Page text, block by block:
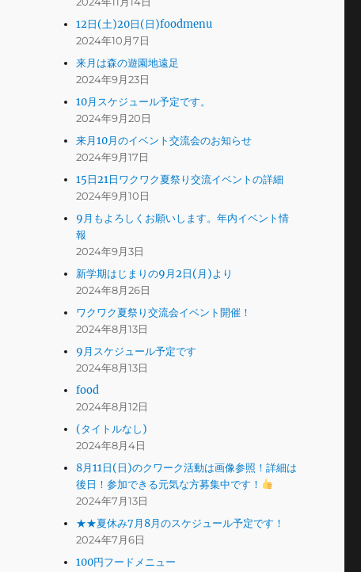
12日(土)20日(日)foodmenu
2024年10月7日
来月は森の遊園地遠足
2024年9月23日
10月スケジュール予定です。
2024年9月20日
来月10月のイベント交流会のお知らせ
2024年9月17日
15日21日ワクワク夏祭り交流イベントの詳細
2024年9月10日
9月もよろしくお願いします。年内イベント情
報
2024年9月3日
新学期はじまりの9月2日(月)より
2024年8月26日
ワクワク夏祭り交流会イベント開催！
2024年8月13日
9月スケジュール予定です
2024年8月13日
food
2024年8月12日
(タイトルなし)
2024年8月4日
8月11日(日)のクワーク活動は画像参照！詳細は
後日！参加できる元気な方募集中です！
2024年7月13日
★★夏休み7月8月のスケジュール予定です！
2024年7月6日
100円フードメニュー